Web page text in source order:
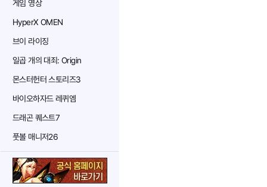
게임 영상
HyperX OMEN
브이 라이징
일곱 개의 대죄: Origin
몬스터헌터 스토리즈3
바이오하자드 레퀴엠
드래곤 퀘스트7
풋볼 매니저26